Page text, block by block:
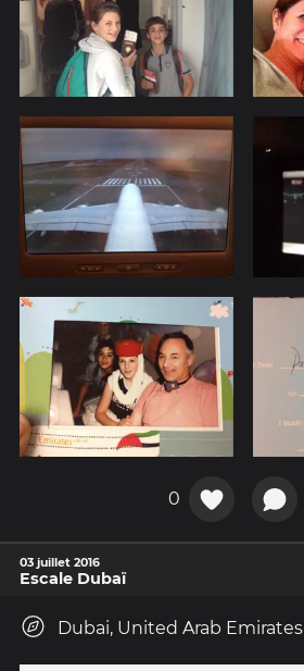
0
03 juillet 2016
Escale Dubaï
Dubai, United Arab Emirates